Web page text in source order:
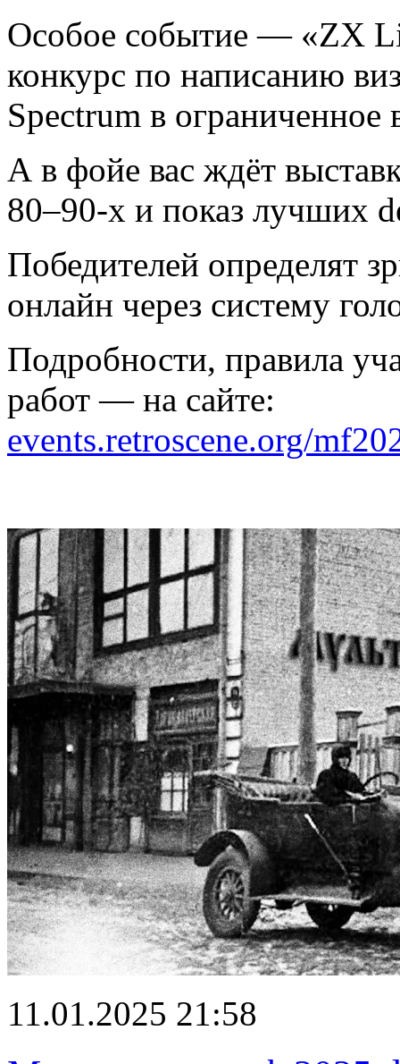
Особое событие — «ZX
конкурс по написанию
Spectrum в
А в фойе вас ждёт
80–90-х и показ лучших
Победителей определят
онлайн через систему
Подробности, правила
работ — на сайте:
events.retroscene.org/
11.01.2025 21:58